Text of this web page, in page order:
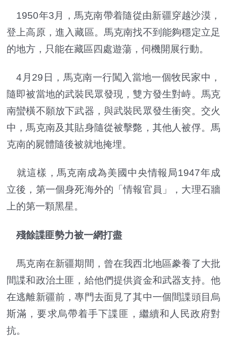
1950年3月，馬克南帶着隨從由新疆穿越沙漠，
登上高原，進入藏區。馬克南找不到能夠穩定立足
的地方，只能在藏區四處遊蕩，伺機開展行動。
4月29日，馬克南一行闖入當地一個牧民家中，
隨即被當地的武裝民眾發現，雙方發生對峙。馬克
南蠻橫不願放下武器，與武裝民眾發生衝突。交火
中，馬克南及其貼身隨從被擊斃，其他人被俘。馬
克南的屍體隨後被就地掩埋。
就這樣，馬克南成為美國中央情報局1947年成
立後，第一個身死海外的「情報官員」，大理石牆
上的第一顆黑星。
殘餘諜匪勢力被一網打盡
馬克南在新疆期間，曾在我西北地區豢養了大批
間諜和政治土匪，給他們提供資金和武器支持。他
在逃離新疆前，專門去面見了其中一個間諜頭目烏
斯滿，要求烏帶着手下諜匪，繼續和人民政府對
抗。